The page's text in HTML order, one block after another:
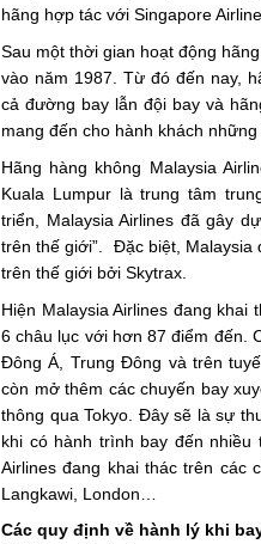
hãng hợp tác với Singapore
Sau một thời gian hoạt động
vào năm 1987. Từ đó đến nay,
cả đường bay lẫn đội bay và
mang đến cho hành khách
Hãng hàng không Malaysia
Kuala Lumpur là trung tâm
triển, Malaysia Airlines đã gây
trên thế giới”. Đặc biệt, Malaysia
trên thế giới bởi Skytrax.
Hiện Malaysia Airlines đang khai
6 châu lục với hơn 87 điểm đến.
Đông Á, Trung Đông và trên
còn mở thêm các chuyến bay
thông qua Tokyo. Đây sẽ là sự
khi có hành trình bay đến nhiều
Airlines đang khai thác trên các
Langkawi, London…
Các quy định về hành lý khi